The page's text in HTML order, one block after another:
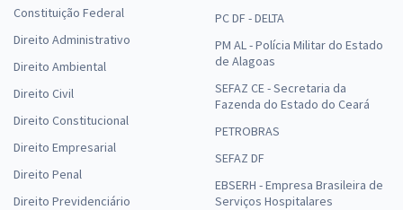
Constituição Federal
Direito Administrativo
Direito Ambiental
Direito Civil
Direito Constitucional
Direito Empresarial
Direito Penal
Direito Previdenciário
PC DF - DELTA
PM AL - Polícia Militar do Estado
de Alagoas
SEFAZ CE - Secretaria da
Fazenda do Estado do Ceará
PETROBRAS
SEFAZ DF
EBSERH - Empresa Brasileira de
Serviços Hospitalares